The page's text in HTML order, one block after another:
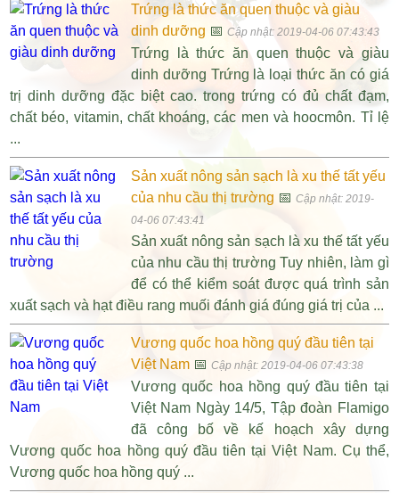
Trứng là thức ăn quen thuộc và giàu
dinh dưỡng 📅 Cập nhật: 2019-04-06 07:43:43
Trứng là thức ăn quen thuộc và giàu
dinh dưỡng Trứng là loại thức ăn có giá
trị dinh dưỡng đặc biệt cao. trong trứng có đủ chất đạm,
chất béo, vitamin, chất khoáng, các men và hoocmôn. Tỉ lệ
...
Sản xuất nông sản sạch là xu thế tất yếu
của nhu cầu thị trường 📅 Cập nhật: 2019-
04-06 07:43:41
Sản xuất nông sản sạch là xu thế tất yếu
của nhu cầu thị trường Tuy nhiên, làm gì
để có thể kiểm soát được quá trình sản
xuất sạch và hạt điều rang muối đánh giá đúng giá trị của ...
Vương quốc hoa hồng quý đầu tiên tại
Việt Nam📅 Cập nhật: 2019-04-06 07:43:38
Vương quốc hoa hồng quý đầu tiên tại
Việt Nam Ngày 14/5, Tập đoàn Flamigo
đã công bố về kế hoạch xây dựng
Vương quốc hoa hồng quý đầu tiên tại Việt Nam. Cụ thể,
Vương quốc hoa hồng quý ...